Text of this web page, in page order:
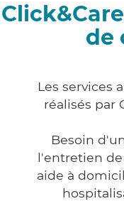
de
Les services
réalisés par
Besoin
l'entretien
aide à